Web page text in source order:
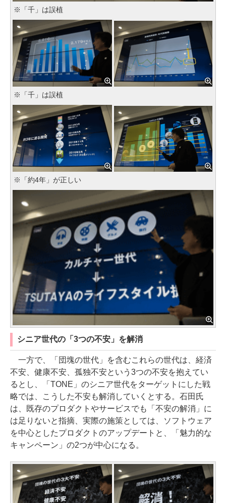
※「千」は誤植
※「千」は誤植
※「約4年」が正しい
シニア世代の「3つの不安」を解消
一方で、「団塊の世代」を含むこれらの世代は、経済
不安、健康不安、孤独不安という3つの不安を抱えてい
るとし、「TONE」のシニア世代をターゲットにした戦
略では、こうした不安も解消していくとする。石田氏
は、既存のプロダクトやサービスでも「不安の解消」に
は足りないと指摘、実際の施策としては、ソフトウェア
を中心としたプロダクトのアップデートと、「魅力的な
キャンペーン」の2つが中心になる。